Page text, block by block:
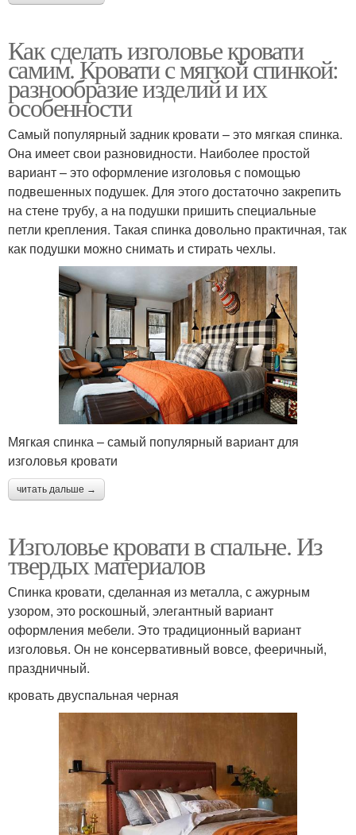
Как сделать изголовье кровати
самим. Кровати с мягкой спинкой:
разнообразие изделий и их
особенности
Самый популярный задник кровати – это мягкая спинка.
Она имеет свои разновидности. Наиболее простой
вариант – это оформление изголовья с помощью
подвешенных подушек. Для этого достаточно закрепить
на стене трубу, а на подушки пришить специальные
петли крепления. Такая спинка довольно практичная, так
как подушки можно снимать и стирать чехлы.
Мягкая спинка – самый популярный вариант для
изголовья кровати
читать дальше →
Изголовье кровати в спальне. Из
твердых материалов
Спинка кровати, сделанная из металла, с ажурным
узором, это роскошный, элегантный вариант
оформления мебели. Это традиционный вариант
изголовья. Он не консервативный вовсе, фееричный,
праздничный.
кровать двуспальная черная